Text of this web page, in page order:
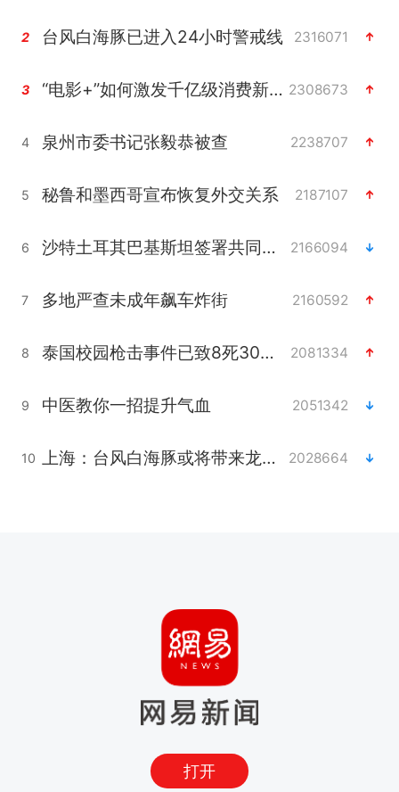
2 台风白海豚已进入24小时警戒线 2316071
3 “电影+”如何激发千亿级消费新活力？ 2308673
4 泉州市委书记张毅恭被查 2238707
5 秘鲁和墨西哥宣布恢复外交关系 2187107
6 沙特土耳其巴基斯坦签署共同防务协议 2166094
7 多地严查未成年飙车炸街 2160592
8 泰国校园枪击事件已致8死30余伤 2081334
9 中医教你一招提升气血 2051342
10 上海：台风白海豚或将带来龙卷风 2028664
打开